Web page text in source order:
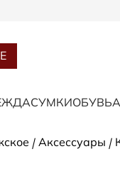
СУМКИОБУВЬ
/ Аксессуары /